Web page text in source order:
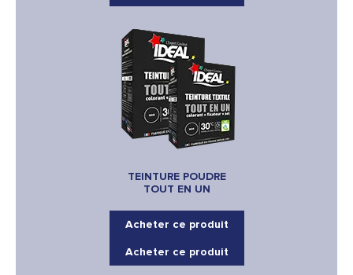
TEINTURE POUDRE
TOUT EN UN
Acheter ce produit
Acheter ce produit